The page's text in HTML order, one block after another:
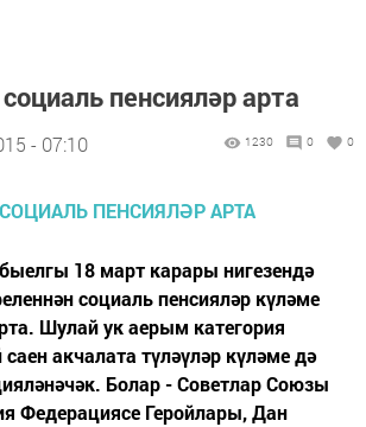
пенсияләр арта
- 07:10 1230 0 0
18 март карары нигезендә
социаль пенсияләр күләме
Шулай ук аерым категория
акчалата түләүләр күләме дә
Болар - Советлар Союзы
Федерациясе Геройлары, Дан